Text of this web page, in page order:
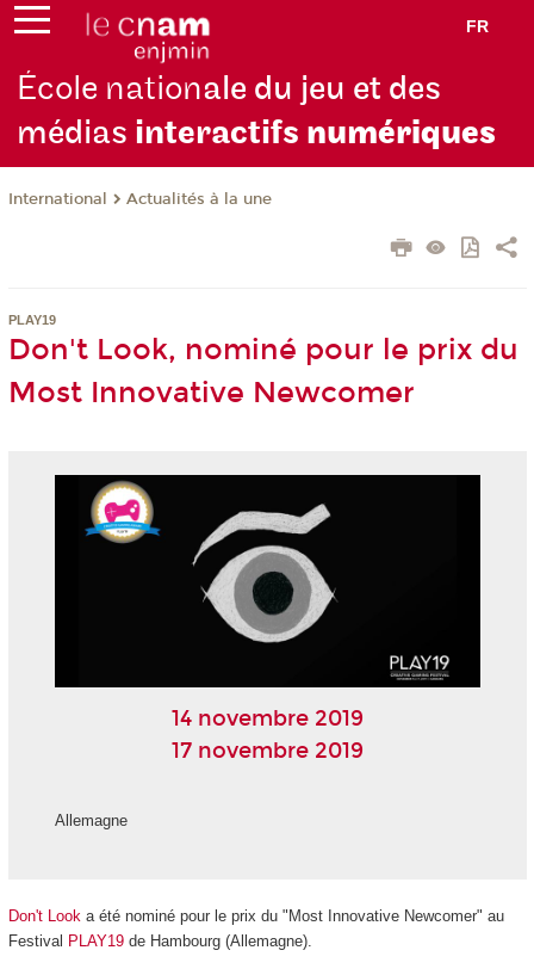
FR
École nationale du jeu et des
médias interactifs numériques
International Actualités à la une
PLAY19
Don't Look, nominé pour le prix du
Most Innovative Newcomer
14 novembre 2019
17 novembre 2019
Allemagne
Don't Look a été nominé pour le prix du "Most Innovative Newcomer" au
Festival PLAY19de Hambourg (Allemagne).